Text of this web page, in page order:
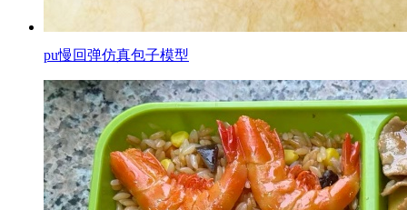
pu慢回弹仿真包子模型